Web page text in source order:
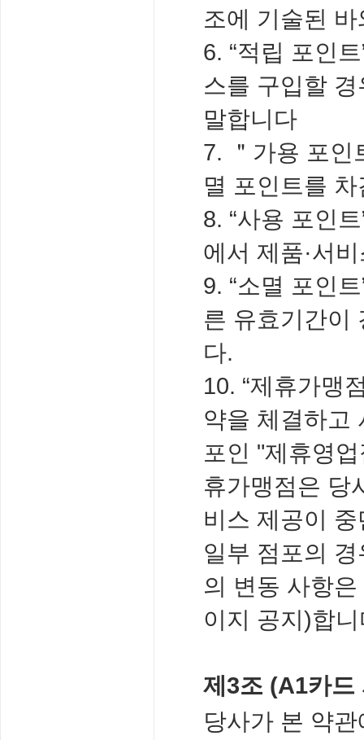
조에 기술된
6. “적립 포인
스를 구입할
말합니다
7. ＂가용 포인
멸 포인트를
8. “사용 포인
에서 제품·서
9. “소멸 포인
른 유효기간이
다.
10. “제휴가맹
약을 체결하고
포인 "제휴영
휴가맹점은 당
비스 제공이
일부 점포의
의 변동 사항
이지 공지)합
제3조 (A1카드
당사가 본 약